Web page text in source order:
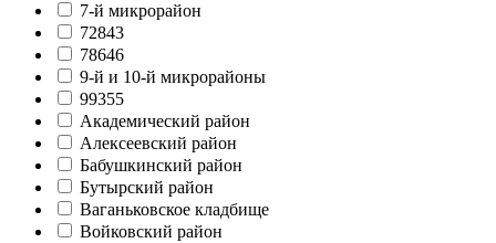
7-й микрорайон
72843
78646
9-й и 10-й микрорайоны
99355
Академический район
Алексеевский район
Бабушкинский район
Бутырский район
Ваганьковское кладбище
Войковский район